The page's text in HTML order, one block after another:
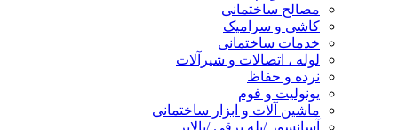
مصالح ساختمانی
کاشی و سرامیک
خدمات ساختمانی
لوله ، اتصالات و شیرآلات
نرده و حفاظ
یونولیت و فوم
ماشین آلات و ابزار ساختمانی